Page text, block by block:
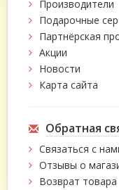
Производители
Подарочные
Партнёрская
Акции
Новости
Карта сайта
Обратная
Связаться с
Отзывы о
Возврат товара